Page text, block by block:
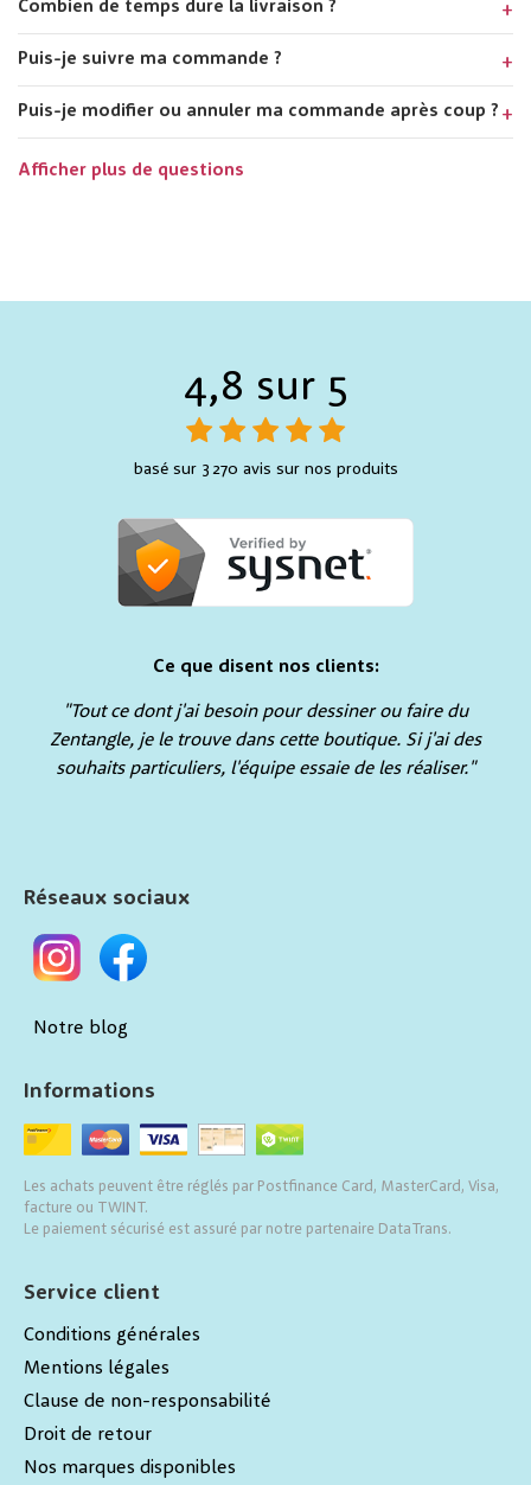
Combien de temps dure la livraison ?
Puis-je suivre ma commande ?
Puis-je modifier ou annuler ma commande après coup ?
Afficher plus de questions
4,8 sur 5
basé sur 3 270 avis sur nos produits
Ce que disent nos clients:
"Tout ce dont j'ai besoin pour dessiner ou faire du
Zentangle, je le trouve dans cette boutique. Si j'ai des
souhaits particuliers, l'équipe essaie de les réaliser."
Service client
Conditions générales
Mentions légales
Clause de non-responsabilité
Droit de retour
Nos marques disponibles
Informations
Les achats peuvent être réglés par Postfinance Card, MasterCard, Visa,
facture ou TWINT.
Le paiement sécurisé est assuré par notre partenaire DataTrans.
Réseaux sociaux
Notre blog